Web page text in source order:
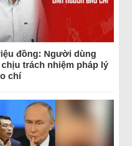
đồng: Người dùng
trách nhiệm pháp lý
chí